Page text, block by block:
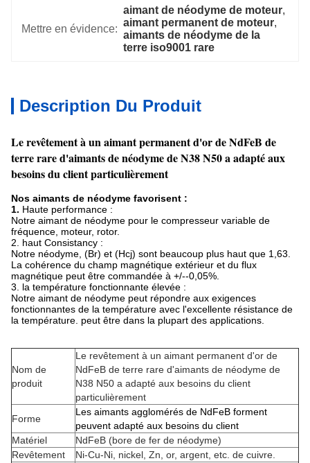
Mettre en évidence:
aimant de néodyme de moteur
aimant permanent de moteur,
aimants de néodyme de la
terre iso9001 rare
Description Du Produit
Le revêtement à un aimant permanent d'or de NdFeB de
terre rare d'aimants de néodyme de N38 N50 a adapté aux
besoins du client particulièrement
Nos aimants de néodyme favorisent :
1. Haute performance :
Notre aimant de néodyme pour le compresseur variable de
fréquence, moteur, rotor.
2. haut Consistancy :
Notre néodyme, (Br) et (Hcj) sont beaucoup plus haut que 1,63.
La cohérence du champ magnétique extérieur et du flux
magnétique peut être commandée à +/--0,05%.
3. la température fonctionnante élevée :
Notre aimant de néodyme peut répondre aux exigences
fonctionnantes de la température avec l'excellente résistance de
la température. peut être dans la plupart des applications.
Nom de
produit
Le revêtement à un aimant permanent d'or de
NdFeB de terre rare d'aimants de néodyme de
N38 N50 a adapté aux besoins du client
particulièrement
Forme
Les aimants agglomérés de NdFeB forment
peuvent adapté aux besoins du client
Matériel
NdFeB (bore de fer de néodyme)
Revêtement
Ni-Cu-Ni, nickel, Zn, or, argent, etc. de cuivre.